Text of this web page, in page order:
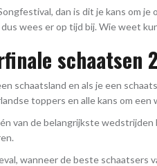
dan is dit je kans om je
wees er op tijd bij. Wie weet
schaatsen
schaatsland en als je een
toppers en alle kans om een
van de belangrijkste
wanneer de beste schaatsers